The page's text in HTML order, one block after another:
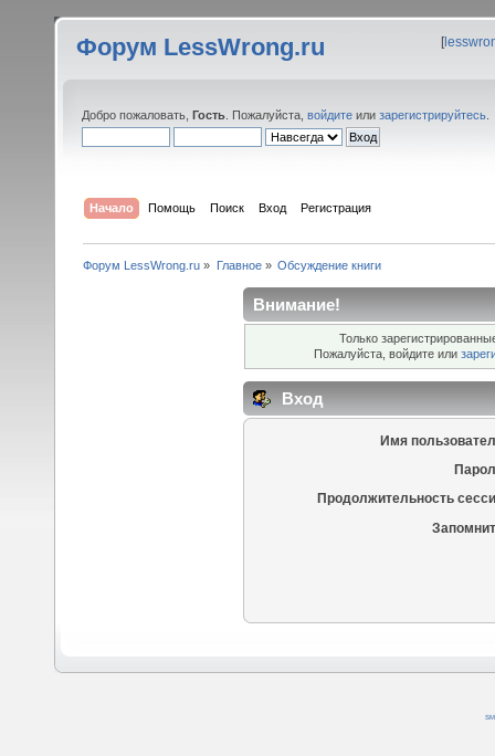
Форум LessWrong.ru [
Добро пожаловать, Гость . Пожалуйста, войдите или зарегистрируйтесь
Начало Помощь Поиск Вход Регистрация
Форум LessWrong.ru » Главное» Обсуждение книги
Внимание!
Только
Пожалуйста, войдите или
Вход
Имя
Продолжительность